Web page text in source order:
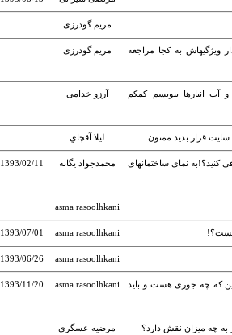
مریم گودرزی
ویژگیهاش به کجا مراجعه مریم گودرزی
آب انبارها بنویسم کمکم آرزو خدامی
قرار بدید ممنون ليلا آقچاي
کنید؟!به نمای ساختمانهای محمدجواد یگانه 1393/02/11
asma rasoolhkani
asma rasoolhkani
1393/07/01
asma rasoolhkani
1393/06/26
که چه جوری هست و باید asma rasoolhkani
1393/11/20
به چه میزان نقش دارد؟ مرضیه عسگری